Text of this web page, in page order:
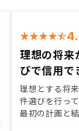
理想の将来
びで信用で
理想とする将
件選びを行っ
最初の計画と